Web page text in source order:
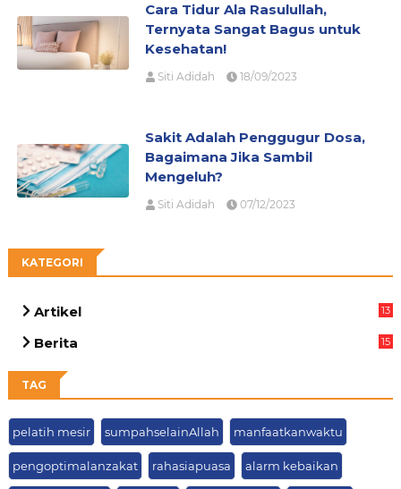
Cara Tidur Ala Rasulullah,
Ternyata Sangat Bagus untuk
Kesehatan!
Siti Adidah 18/09/2023
Sakit Adalah Penggugur Dosa,
Bagaimana Jika Sambil
Mengeluh?
Siti Adidah 07/12/2023
KATEGORI
Artikel
13
Berita
15
TAG
pelatih mesir sumpahselainAllah manfaatkanwaktu
pengoptimalanzakat rahasiapuasa alarm kebaikan